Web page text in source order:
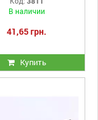
В наличии
41,65 грн.
Купить